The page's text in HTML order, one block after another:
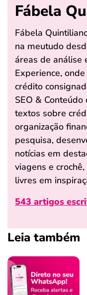
Fábela
Fábela
na meutudo
áreas de análise
Experience,
crédito
SEO &
textos sobre
organização
pesquisa,
notícias em
viagens e
livres em
543 artigos
Leia também